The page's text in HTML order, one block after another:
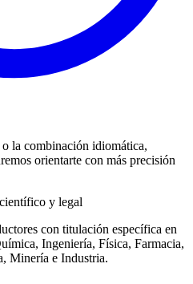
la combinación idiomática,
orientarte con más precisión
y legal
con titulación específica en
Ingeniería, Física, Farmacia,
Minería e Industria.